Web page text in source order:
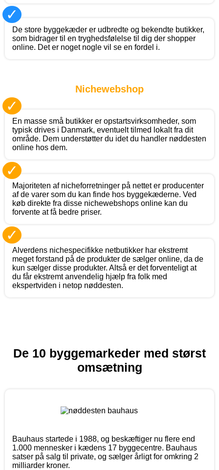
✓
De store byggekæder er udbredte og bekendte butikker,
som bidrager til en tryghedsfølelse til dig der shopper
online. Det er noget nogle vil se en fordel i.
Nichewebshop
✓
En masse små butikker er opstartsvirksomheder, som
typisk drives i Danmark, eventuelt tilmed lokalt fra dit
område. Dem understøtter du idet du handler nøddesten
online hos dem.
✓
Majoriteten af nicheforretninger på nettet er producenter
af de varer som du kan finde hos byggekæderne. Ved
køb direkte fra disse nichewebshops online kan du
forvente at få bedre priser.
✓
Alverdens nichespecifikke netbutikker har ekstremt
meget forstand på de produkter de sælger online, da de
kun sælger disse produkter. Altså er det forventeligt at
du får ekstremt anvendelig hjælp fra folk med
ekspertviden i netop nøddesten.
De 10 byggemarkeder med størst
omsætning
Bauhaus startede i 1988, og beskæftiger nu flere end
1.000 mennesker i kædens 17 byggecentre. Bauhaus
satser på salg til private, og sælger årligt for omkring 2
milliarder kroner.